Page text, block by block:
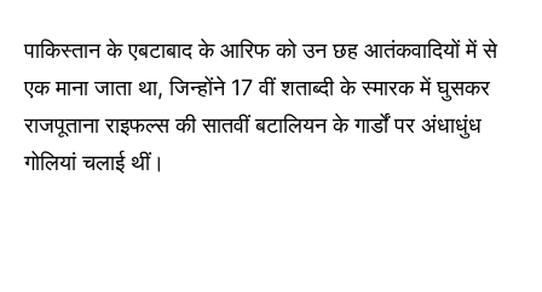
पाकिस्तान के एबटाबाद के आरिफ को उन छह आतंकवादियों में से
एक माना जाता था, जिन्होंने 17 वीं शताब्दी के स्मारक में घुसकर
राजपूताना राइफल्स की सातवीं बटालियन के गार्डों पर अंधाधुंध
गोलियां चलाई थीं।